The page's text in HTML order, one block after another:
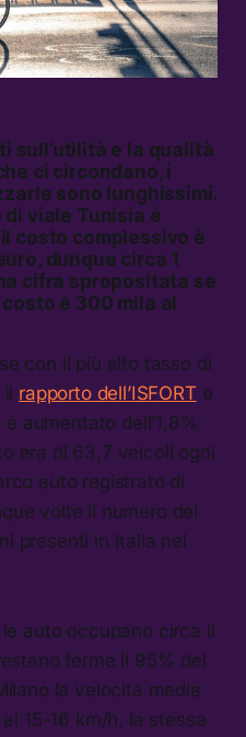
sull’utilità e la qualità
ci circondano, i
sono lunghissimi.
viale Tunisia è
costo complessivo è
dunque circa 1
cifra spropositata se
è 300 mila al
con il più alto tasso di
rapporto dell’ISFORTe
aumentato dell’1,8%
era di 63,7 veicoli ogni
auto registrato di
volte il numero dei
presenti in Italia nel
auto occupano circa il
ferme il 95% del
la velocità media
15-16 km/h, la stessa